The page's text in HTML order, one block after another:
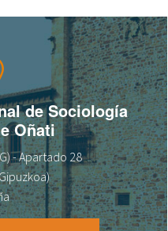
de Sociología
Oñati
- Apartado 28